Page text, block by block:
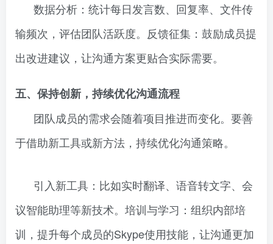
数据分析：统计每日发言数、回复率、文件传
输频次，评估团队活跃度。反馈征集：鼓励成员提
出改进建议，让沟通方案更贴合实际需要。
五、保持创新，持续优化沟通流程
团队成员的需求会随着项目推进而变化。要善
于借助新工具或新方法，持续优化沟通策略。
引入新工具：比如实时翻译、语音转文字、会
议智能助理等新技术。培训与学习：组织内部培
训，提升每个成员的Skype使用技能，让沟通更加